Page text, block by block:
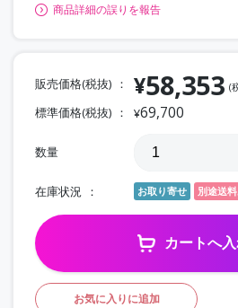
商品詳細の誤りを報告
販売価格(税抜) ¥58,353 (
標準価格(税抜) ¥69,700
数量
在庫状況 お取り寄せ 別途送
カートへ
お気に入りに追加